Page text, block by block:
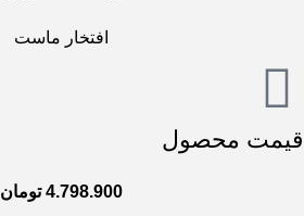
افتخار ماست
قیمت محصول
4.798.900 تومان